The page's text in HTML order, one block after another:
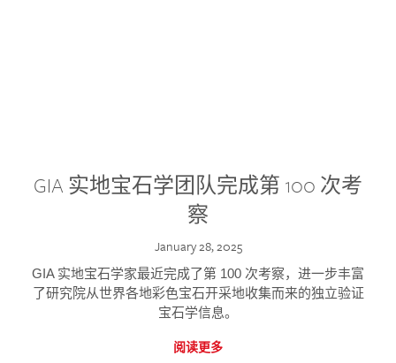
GIA 实地宝石学团队完成第 100 次考
察
January 28, 2025
GIA 实地宝石学家最近完成了第 100 次考察，进一步丰富
了研究院从世界各地彩色宝石开采地收集而来的独立验证
宝石学信息。
阅读更多